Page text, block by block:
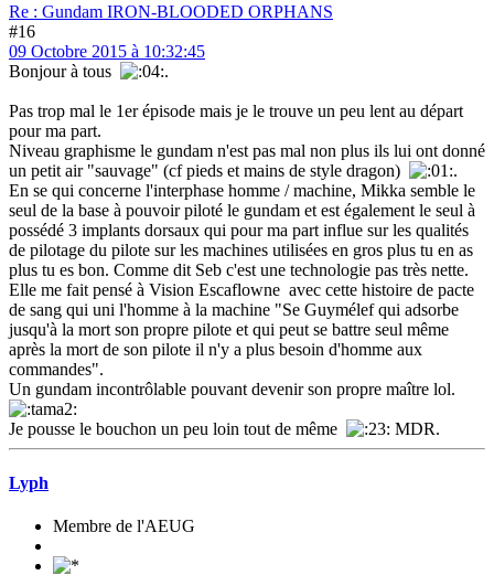
Re : Gundam IRON-BLOODED ORPHANS
#16
09 Octobre 2015 à 10:32:45
Bonjour à tous
.
Pas trop mal le 1er épisode mais je le trouve un peu lent au départ
pour ma part.
Niveau graphisme le gundam n'est pas mal non plus ils lui ont donné
un petit air "sauvage" (cf pieds et mains de style dragon)
.
En se qui concerne l'interphase homme / machine, Mikka semble le
seul de la base à pouvoir piloté le gundam et est également le seul à
possédé 3 implants dorsaux qui pour ma part influe sur les qualités
de pilotage du pilote sur les machines utilisées en gros plus tu en as
plus tu es bon. Comme dit Seb c'est une technologie pas très nette.
Elle me fait pensé à Vision Escaflowne avec cette histoire de pacte
de sang qui uni l'homme à la machine "Se Guymélef qui adsorbe
jusqu'à la mort son propre pilote et qui peut se battre seul même
après la mort de son pilote il n'y a plus besoin d'homme aux
commandes".
Un gundam incontrôlable pouvant devenir son propre maître lol.
Je pousse le bouchon un peu loin tout de même MDR.
Lyph
Membre de l'AEUG